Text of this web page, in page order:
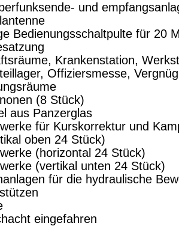
und
Bedienungsschaltpulte für 20
Krankenstation,
Offiziersmesse,
(8 Stück)
aus Panzerglas
für Kurskorrektur und
oben 24 Stück)
(horizontal 24 Stück)
(vertikal unten 24 Stück)
für die hydraulische
eingefahren